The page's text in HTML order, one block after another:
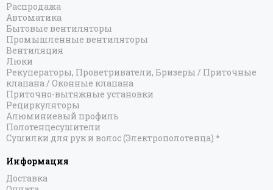
Распродажа
Автоматика
Бытовые вентиляторы
Промышленные вентиляторы
Вентиляция
Люки
Рекуператоры, Проветриватели, Бризеры / Приточные
клапана / Оконные клапана
Приточно-вытяжные установки
Рециркуляторы
Алюминиевый профиль
Полотенцесушители
Сушилки для рук и волос (Электрополотенца) *
Информация
Доставка